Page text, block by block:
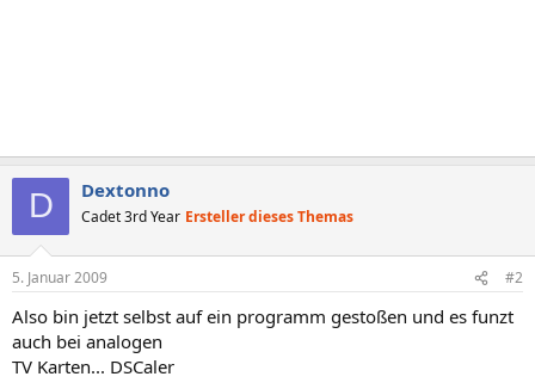
D Dextonno
Cadet 3rd Year Ersteller dieses Themas
5. Januar 2009 #2
Also bin jetzt selbst auf ein programm gestoßen und es funzt
auch bei analogen
TV Karten... DSCaler